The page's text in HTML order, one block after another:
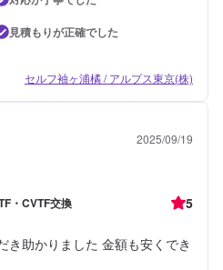
見積もりが正確でした
セルフ袖ヶ浦橘 / アルプス東京(株)
2025/09/19
・CVTF交換 5
き助かりました 金額も安くでき